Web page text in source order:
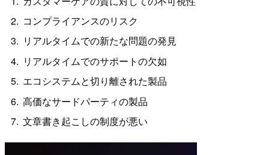
コンプライアンスのリスク
リアルタイムでの新たな問題の発見
リアルタイムでのサポートの欠如
エコシステムと切り離された製品
高価なサードパーティの製品
文章書き起こしの制度が悪い